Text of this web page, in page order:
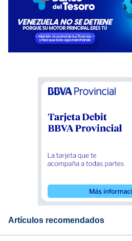
Artículos recomendados